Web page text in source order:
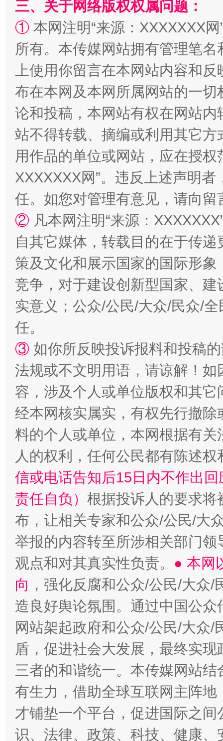
阿坝州三大球赛在茂县开幕 规模
国家大学科技园优化重塑工作
“蜀中异人”王建安的艺术幻境
三、关于网络版权权属问题：
① 本网注明“来源：XXXXXXX
所有。本传媒网站拥有管理笔
上使用你留言在本网站内容和
布在本网及本网所属网站的一
论和投稿，本网站有权在网站
站不得转载、摘编或利用其它
用作品的单位或网站，应在授
XXXXXXX网”。违反上述声明
任。如您对管理有意见，请向
② 凡本网注明“来源：
自其它媒体，转载目的在于传
策及文化和展示国家的国际形
竞争，对于建设创新型国家、
实意义；公众/公民/大众/民众/
任。
③ 如你所反映投诉报料和投稿
法规或不文明用语，请谅解！
容，涉及个人或单位版权和其它
经本网核实属实，有权先行撤
料的个人或单位，本网根据有
人的权利，任何公民都有陈述
信或电话告知后15日内不作出
责任自负） 根据投诉人的要求将
布，让相关专家和公众/公民/大
举报的内容转至所涉相关部门
观点和对其真实性负责。 ● 本网
向 ，强化反腐和公众/公民/大众
造良好舆论氛围。通过中国公
网站架起政府和公众/公民/大众
盾，促进社会大发展，最终实
三者的和谐统一。本传媒网站
有生力，借助全球互联网主阵
才铺垫一个平台，促进国际之
识、法律、政策、科技、健康